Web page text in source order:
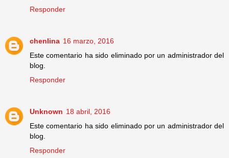
Responder
chenlina 16 marzo, 2016
Este comentario ha sido eliminado por un administrador del
blog.
Responder
Unknown 18 abril, 2016
Este comentario ha sido eliminado por un administrador del
blog.
Responder